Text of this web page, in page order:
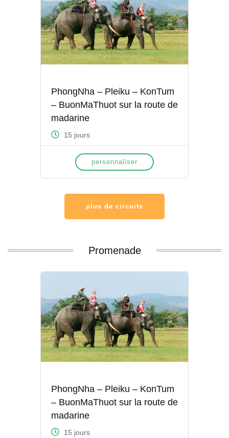
PhongNha – Pleiku – KonTum
– BuonMaThuot sur la route de
madarine
15 jours
personnaliser
plus de circuits
Promenade
PhongNha – Pleiku – KonTum
– BuonMaThuot sur la route de
madarine
15 jours